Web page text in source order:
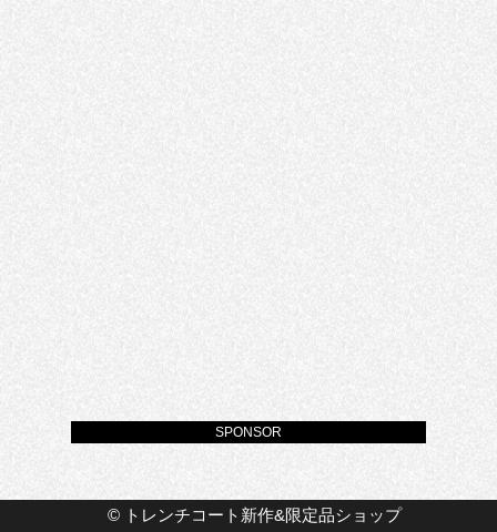
© トレンチコート新作&限定品ショップ
SPONSOR